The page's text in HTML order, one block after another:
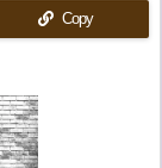
Copy